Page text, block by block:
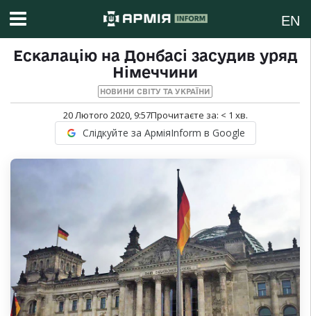
EN
Ескалацію на Донбасі засудив уряд
Німеччини
НОВИНИ СВІТУ ТА УКРАЇНИ
20 Лютого 2020, 9:57Прочитаєте за: < 1 хв.
Слідкуйте за АрміяInform в Google